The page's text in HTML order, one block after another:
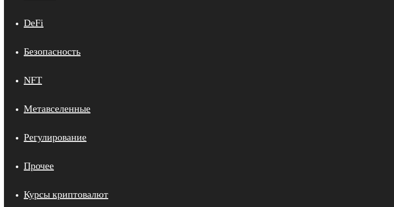
DeFi
Безопасность
NFT
Метавселенные
Регулирование
Прочее
Курсы криптовалют